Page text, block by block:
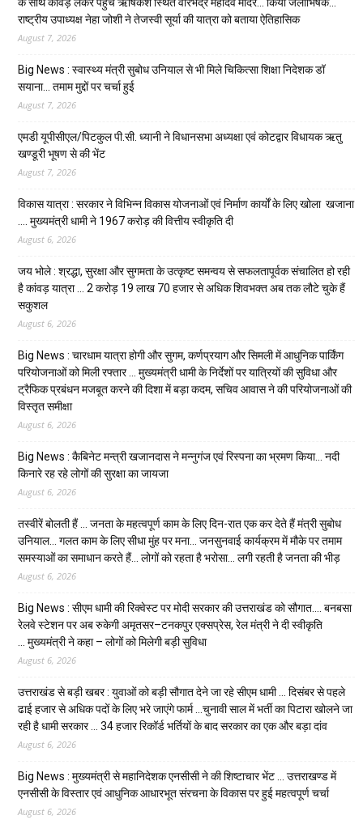
के साथ कांवड़ लेकर पहुंचे ऋषिकेश स्थित वीरभद्र महादेव मंदिर… किया जलाभिषेक…
राष्ट्रीय उपाध्यक्ष नेहा जोशी ने तेजस्वी सूर्या की यात्रा को बताया ऐतिहासिक
August 7, 2026
Big News : स्वास्थ्य मंत्री सुबोध उनियाल से भी मिले चिकित्सा शिक्षा निदेशक डॉ
सयाना… तमाम मुद्दों पर चर्चा हुई
August 7, 2026
एमडी यूपीसीएल/पिटकुल पी.सी. ध्यानी ने विधानसभा अध्यक्षा एवं कोटद्वार विधायक ऋतु
खण्डूरी भूषण से की भेंट
August 7, 2026
विकास यात्रा : सरकार ने विभिन्न विकास योजनाओं एवं निर्माण कार्यों के लिए खोला खजाना
…. मुख्यमंत्री धामी ने ₹1967 करोड़ की वित्तीय स्वीकृति दी
August 6, 2026
जय भोले : श्रद्धा, सुरक्षा और सुगमता के उत्कृष्ट समन्वय से सफलतापूर्वक संचालित हो रही
है कांवड़ यात्रा … 2 करोड़ 19 लाख 70 हजार से अधिक शिवभक्त अब तक लौटे चुके हैं
सकुशल
August 6, 2026
Big News : चारधाम यात्रा होगी और सुगम, कर्णप्रयाग और सिमली में आधुनिक पार्किंग
परियोजनाओं को मिली रफ्तार … मुख्यमंत्री धामी के निर्देशों पर यात्रियों की सुविधा और
ट्रैफिक प्रबंधन मजबूत करने की दिशा में बड़ा कदम, सचिव आवास ने की परियोजनाओं की
विस्तृत समीक्षा
August 6, 2026
Big News : कैबिनेट मन्त्री खजानदास ने मन्नुगंज एवं रिस्पना का भ्रमण किया… नदी
किनारे रह रहे लोगों की सुरक्षा का जायजा
August 6, 2026
तस्वीरें बोलती हैं … जनता के महत्वपूर्ण काम के लिए दिन-रात एक कर देते हैं मंत्री सुबोध
उनियाल… गलत काम के लिए सीधा मुंह पर मना… जनसुनवाई कार्यक्रम में मौके पर तमाम
समस्याओं का समाधान करते हैं… लोगों को रहता है भरोसा… लगी रहती है जनता की भीड़
August 6, 2026
Big News : सीएम धामी की रिक्वेस्ट पर मोदी सरकार की उत्तराखंड को सौगात…. बनबसा
रेलवे स्टेशन पर अब रुकेगी अमृतसर–टनकपुर एक्सप्रेस, रेल मंत्री ने दी स्वीकृति
… मुख्यमंत्री ने कहा – लोगों को मिलेगी बड़ी सुविधा
August 6, 2026
उत्तराखंड से बड़ी खबर : युवाओं को बड़ी सौगात देने जा रहे सीएम धामी … दिसंबर से पहले
ढाई हजार से अधिक पदों के लिए भरे जाएंगे फार्म …चुनावी साल में भर्ती का पिटारा खोलने जा
रही है धामी सरकार … 34 हजार रिकॉर्ड भर्तियों के बाद सरकार का एक और बड़ा दांव
August 6, 2026
Big News : मुख्यमंत्री से महानिदेशक एनसीसी ने की शिष्टाचार भेंट … उत्तराखण्ड में
एनसीसी के विस्तार एवं आधुनिक आधारभूत संरचना के विकास पर हुई महत्वपूर्ण चर्चा
August 6, 2026